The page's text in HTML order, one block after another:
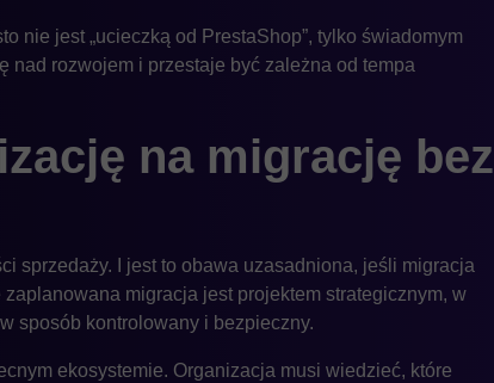
nie jest „ucieczką od PrestaShop”, tylko świadomym
nad rozwojem i przestaje być zależna od tempa
na migrację bez
sprzedaży. I jest to obawa uzasadniona, jeśli migracja
migracja jest projektem strategicznym, w
sposób kontrolowany i bezpieczny.
ekosystemie. Organizacja musi wiedzieć, które